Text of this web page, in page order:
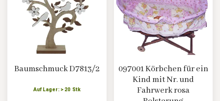
Baumschmuck D7813/2
Auf Lager: > 20 Stk
097001 Körbchen für ein
Kind mit Nr. und
Fahrwerk rosa